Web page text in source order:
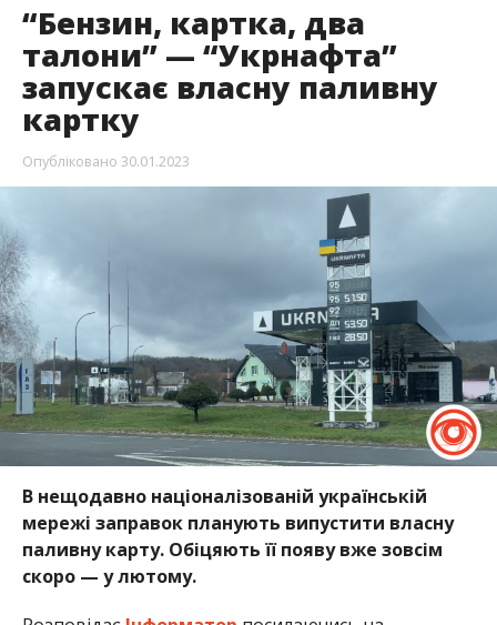
“Бензин, картка, два
талони” — “Укрнафта”
запускає власну паливну
картку
Опубліковано 30.01.2023
В нещодавно націоналізованій українській
мережі заправок планують випустити власну
паливну карту. Обіцяють її появу вже зовсім
скоро — у лютому.